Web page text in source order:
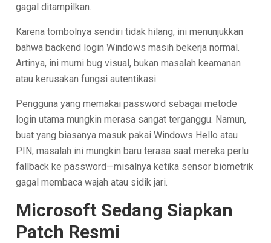
gagal ditampilkan.
Karena tombolnya sendiri tidak hilang, ini menunjukkan
bahwa backend login Windows masih bekerja normal.
Artinya, ini murni bug visual, bukan masalah keamanan
atau kerusakan fungsi autentikasi.
Pengguna yang memakai password sebagai metode
login utama mungkin merasa sangat terganggu. Namun,
buat yang biasanya masuk pakai Windows Hello atau
PIN, masalah ini mungkin baru terasa saat mereka perlu
fallback ke password—misalnya ketika sensor biometrik
gagal membaca wajah atau sidik jari.
Microsoft Sedang Siapkan
Patch Resmi